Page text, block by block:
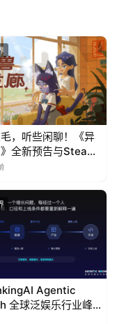
，听些闲聊！《异
全新预告与Steam
公开
Agentic
全球泛娱乐行业峰
时代，人到底负